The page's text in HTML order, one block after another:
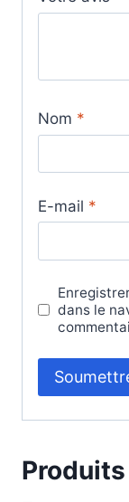
Nom *
E-mail *
dans le